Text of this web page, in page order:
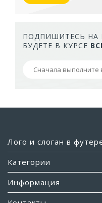
ПОДПИШИТЕСЬ НА
БУДЕТЕ В КУРСЕ
Лого и слоган в
Категории
Информация